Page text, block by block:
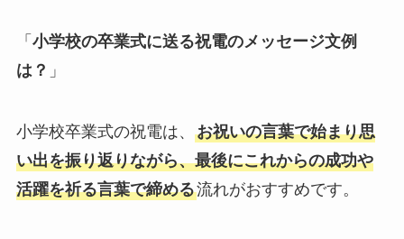
暑中・残暑見舞い
敬老の日
「 小学校の卒業式に送る祝電のメッセージ文例
は？ 」
小学校卒業式の祝電は、 お祝いの言葉で始まり思
い出を振り返りながら、最後にこれからの成功や
活躍を祈る言葉で締める流れがおすすめです。